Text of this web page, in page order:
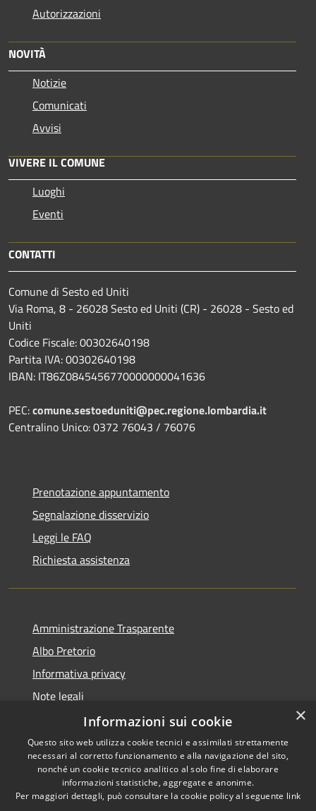
Autorizzazioni
NOVITÀ
Notizie
Comunicati
Avvisi
VIVERE IL COMUNE
Luoghi
Eventi
CONTATTI
Comune di Sesto ed Uniti
Via Roma, 8 - 26028 Sesto ed Uniti (CR) - 26028 - Sesto ed
Uniti
Codice Fiscale: 00302640198
Partita IVA: 00302640198
IBAN: IT86Z0845456770000000041636
PEC:comune.sestoeduniti@pec.regione.lombardia.it
Centralino Unico: 0372 76043 / 76076
Prenotazione appuntamento
Segnalazione disservizio
Leggi le FAQ
Richiesta assistenza
Amministrazione Trasparente
Albo Pretorio
Informativa privacy
Note legali
Dichiarazione di accessibilità
RSS
Accessibilità
Copyright © 2026 • Comune di
Sesto ed Uniti • Powered by
×
Informazioni sui cookie
Questo sito web utilizza cookie tecnici e assimilati strettamente
necessari al corretto funzionamento e alla navigazione del sito,
nonché un cookie tecnico analitico al solo fine di elaborare
informazioni statistiche, aggregate e anonime.
Per maggiori dettagli, può consultare la cookie policy al seguente link